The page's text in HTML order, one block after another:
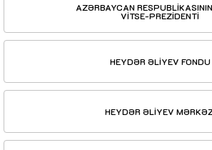
AZƏRBAYCAN
VİTSE-PREZİDENTİ
HEYDƏR ƏLİYEV FONDU
HEYDƏR ƏLİYEV